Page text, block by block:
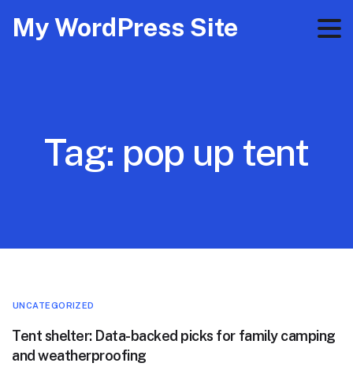
My WordPress Site
Tag: pop up tent
UNCATEGORIZED
Tent shelter: Data-backed picks for family camping
and weatherproofing